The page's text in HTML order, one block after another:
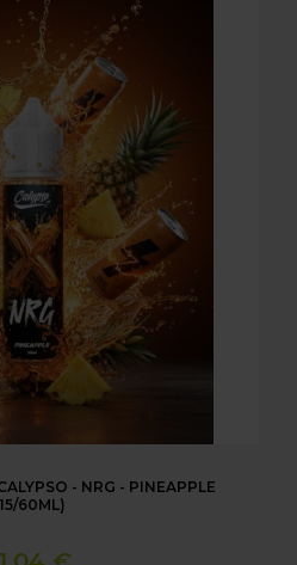
- NRG - PINEAPPLE
60ML)